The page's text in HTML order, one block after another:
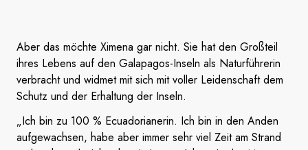
Aber das möchte Ximena gar nicht. Sie hat den Großteil
ihres Lebens auf den Galapagos-Inseln als Naturführerin
verbracht und widmet mit sich mit voller Leidenschaft dem
Schutz und der Erhaltung der Inseln.
„Ich bin zu 100 % Ecuadorianerin. Ich bin in den Anden
aufgewachsen, habe aber immer sehr viel Zeit am Strand